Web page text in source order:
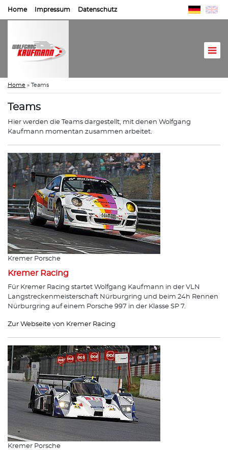
Home Impressum Datenschutz
Home » Teams
Teams
Hier werden die Teams dargestellt, mit denen Wolfgang
Kaufmann momentan zusammen arbeitet.
Kremer Porsche
Kremer Racing
Für Kremer Racing startet Wolfgang Kaufmann in der VLN
Langstreckenmeisterschaft Nürburgring und beim 24h Rennen
Nürburgring auf einem Porsche 997 in der Klasse SP 7.
Zur Webseite von Kremer Racing
Kremer Porsche